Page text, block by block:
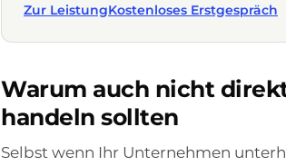
Zur LeistungKostenloses Erstgespräch
Warum auch nicht
handeln sollten
Selbst wenn Ihr Unternehmen